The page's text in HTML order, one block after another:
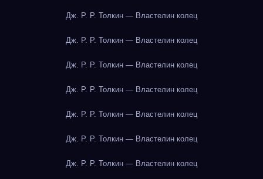
Дж. Р. Р. Толкин — Властелин колец
Дж. Р. Р. Толкин — Властелин колец
Дж. Р. Р. Толкин — Властелин колец
Дж. Р. Р. Толкин — Властелин колец
Дж. Р. Р. Толкин — Властелин колец
Дж. Р. Р. Толкин — Властелин колец
Дж. Р. Р. Толкин — Властелин колец